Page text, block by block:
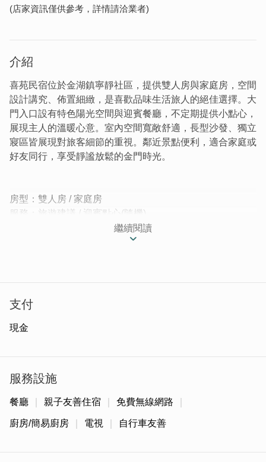
(店家資訊僅供參考，詳情請洽業者)
介紹
喜苑民宿位於金湖鎮寧靜社區，提供雙人房與家庭房，空間
設計講究、佈置細緻，是喜歡品味生活旅人的絕佳選擇。大
門入口設有特色陽光空間與迎賓餐廳，不定期提供小點心，
展現主人的溫暖心意。室內空間寬敞舒適，長型沙發、獨立
寢區皆展現對旅客細節的重視。鄰近景點便利，適合家庭或
好友同行，享受靜謐放鬆的金門時光。
房型：雙人房 / 家庭房
服務：旅遊建議 / 迎賓點心(隨機)
│把生活過好，精緻空間好品味 ‧ 喜苑民宿│
繼續閱讀
支付
現金
服務設施
餐廳 親子友善住宿 免費無線網路
廚房/簡易廚房 電視 自行車友善